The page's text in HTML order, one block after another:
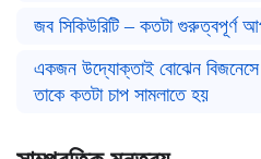
জব সিকিউরিটি – কতটা গুরুত্বপূর্ণ
একজন উদ্যোক্তাই বোঝেন বিজনেসে
তাকে কতটা চাপ সামলাতে হয়